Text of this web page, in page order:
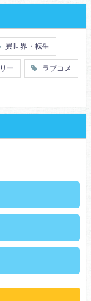
極道
異世界・転生
ー ラブコメ